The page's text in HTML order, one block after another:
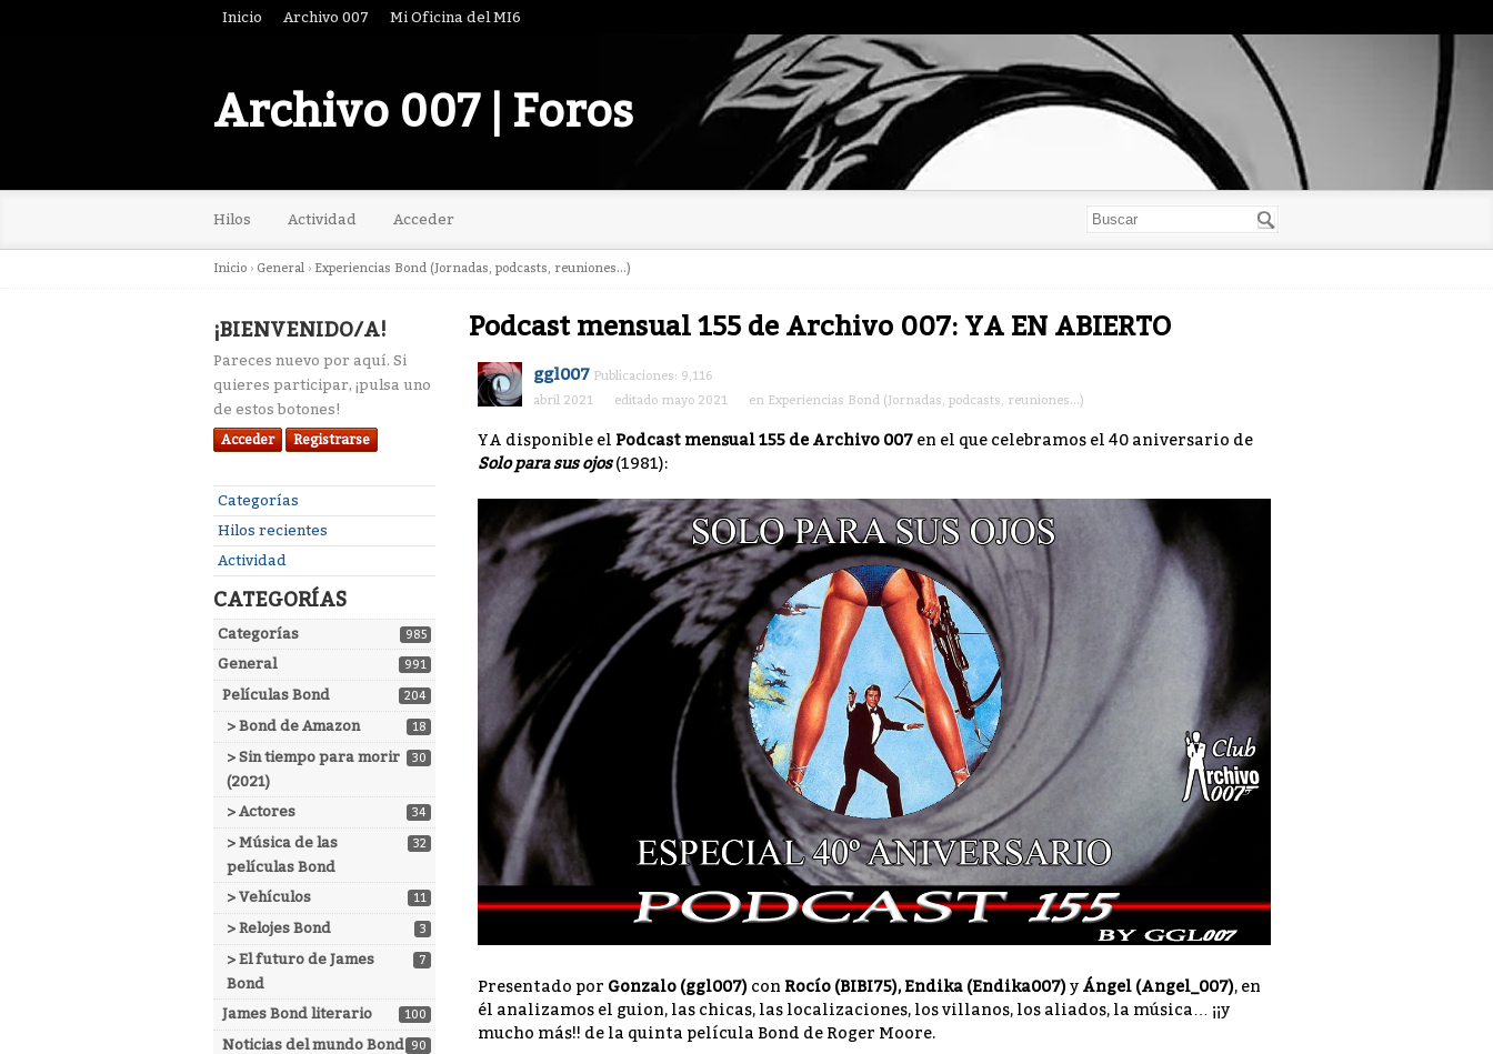
Inicio Archivo 007 Mi Oficina del MI6
Archivo 007 | Foros
Hilos Actividad Acceder
Inicio › General › Experiencias Bond (Jornadas, podcasts, reuniones...)
¡BIENVENIDO/A!
Pareces nuevo por aquí. Si
quieres participar, ¡pulsa uno
de estos botones!
Acceder Registrarse
Enlaces
rápidos
Categorías
Hilos recientes
Actividad
CATEGORÍAS
985
Categorías
991
General
204
Películas Bond
18
> Bond de Amazon
30
> Sin tiempo para morir
(2021)
34
> Actores
32
> Música de las
películas Bond
11
> Vehículos
3
> Relojes Bond
7
> El futuro de James
Bond
100
James Bond literario
90
Noticias del mundo Bond
Podcast mensual 155 de Archivo 007: YA EN ABIERTO
ggl007 Publicaciones: 9,116
abril 2021
editado mayo 2021 en Experiencias Bond (Jornadas, podcasts, reuniones...)
YA disponible el Podcast mensual 155 de Archivo 007 en el que celebramos el 40 aniversario de
Solo para sus ojos(1981):
Presentado por Gonzalo (ggl007) con Rocío (BIBI75), Endika (Endika007) yÁngel (Angel_007), en
él analizamos el guion, las chicas, las localizaciones, los villanos, los aliados, la música… ¡¡y
mucho más!! de la quinta película Bond de Roger Moore.